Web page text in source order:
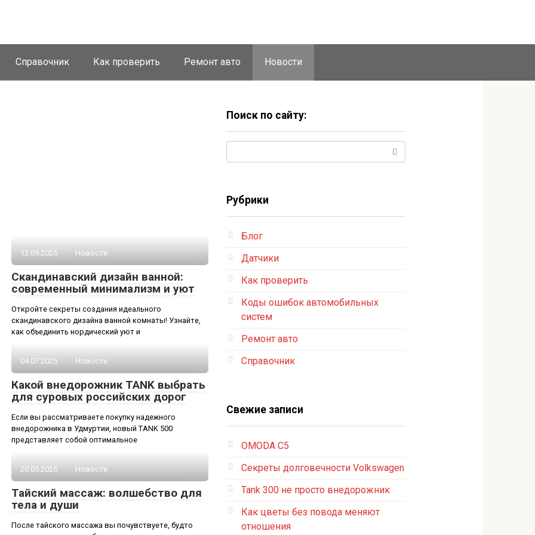
Справочник Как проверить Ремонт авто Новости
12.09.2025 Новости
Скандинавский дизайн ванной:
современный минимализм и уют
Откройте секреты создания идеального
скандинавского дизайна ванной комнаты! Узнайте,
как объединить нордический уют и
04.07.2025 Новости
Какой внедорожник TANK выбрать
для суровых российских дорог
Если вы рассматриваете покупку надежного
внедорожника в Удмуртии, новый TANK 500
представляет собой оптимальное
20.05.2025 Новости
Тайский массаж: волшебство для
тела и души
После тайского массажа вы почувствуете, будто
Поиск по сайту:
Рубрики
Блог
Датчики
Как проверить
Коды ошибок автомобильных
систем
Ремонт авто
Справочник
Свежие записи
OMODA C5
Секреты долговечности Volkswagen
Tank 300 не просто внедорожник
Как цветы без повода меняют
отношения